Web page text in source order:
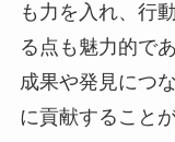
も力を入れ、行
る点も魅力的で
成果や発見につ
に貢献すること